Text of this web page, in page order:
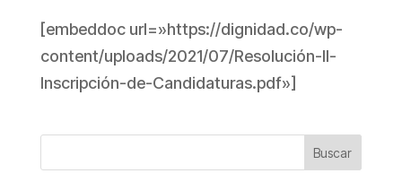
[embeddoc url=»https://dignidad.co/wp-
content/uploads/2021/07/Resolución-II-
Inscripción-de-Candidaturas.pdf»]
Buscar